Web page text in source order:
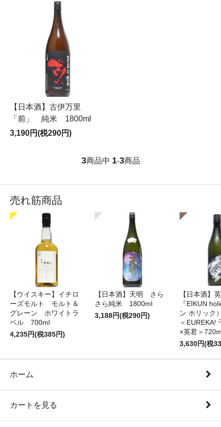
【日本酒】古伊万里
「前」 純米 1800ml
3,190円(税290円)
3商品中 1-3商品
売れ筋商品
【ウイスキー】イチロ
ーズモルト モルト＆
グレーン ホワイトラ
ベル 700ml
4,235円(税385円)
【日本酒】天明 さら
さら純米 1800ml
3,188円(税290円)
【日本酒】
『EIKUN
ン ホリッ
＜EUREKA!
×英君＞
3,630円(税
ホーム
カートを見る